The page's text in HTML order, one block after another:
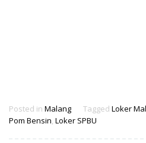
Posted in Malang Tagged Loker
Pom Bensin, Loker SPBU